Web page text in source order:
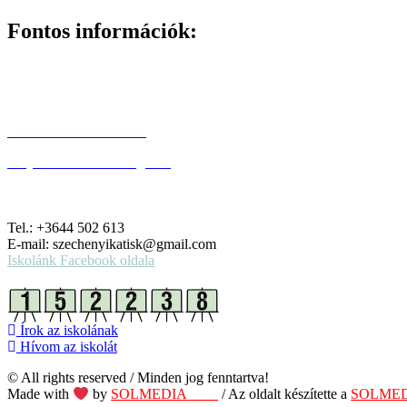
Fontos információk:
Tel.: +3644 502 613
E-mail: szechenyikatisk@gmail.com
Iskolánk Facebook oldala
Írok az iskolának
Hívom az iskolát
© All rights reserved / Minden jog fenntartva!
Made with
by SOLMEDIA / Az oldalt készítette a